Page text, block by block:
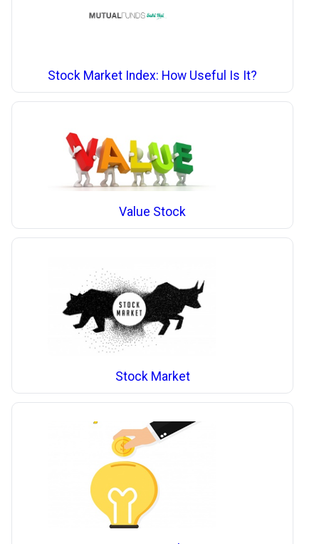
Stock Market Index: How Useful Is It?
Value Stock
Stock Market